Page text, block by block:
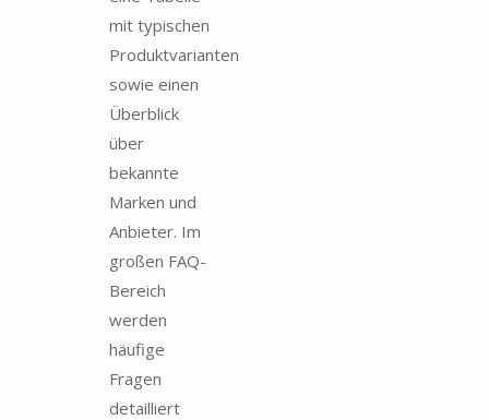
mit typischen
Produktvarianten
sowie einen
Überblick
über
bekannte
Marken und
Anbieter. Im
großen FAQ-
Bereich
werden
häufige
Fragen
detailliert